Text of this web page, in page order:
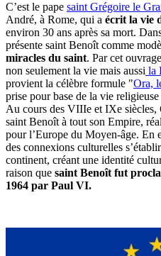
C’est le pape saint Grégoire le
André, à Rome, qui a écrit la vie
environ 30 ans après sa mort.
présente saint Benoît comme
miracles du saint. Par cet
non seulement la vie mais aussi la
provient la célèbre formule "Ora,
prise pour base de la vie
Au cours des VIIIe et IXe siècles,
saint Benoît à tout son Empire,
pour l’Europe du Moyen-âge. En
des connexions culturelles
continent, créant une identité
raison que saint Benoît fut
1964 par Paul VI.